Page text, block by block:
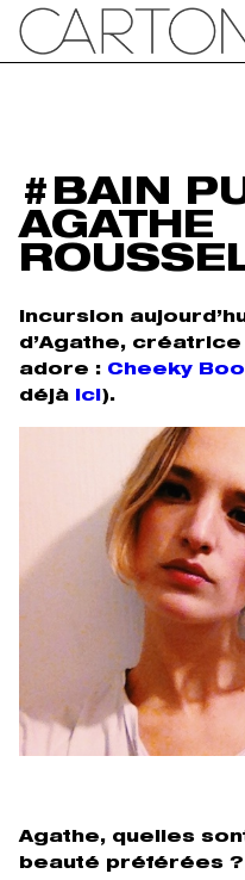
#BAIN
AGATHE
Incursion
d’Agathe, créatrice
adore : Cheeky
déjà
ici ).
Agathe, quelles
beauté préférées ?